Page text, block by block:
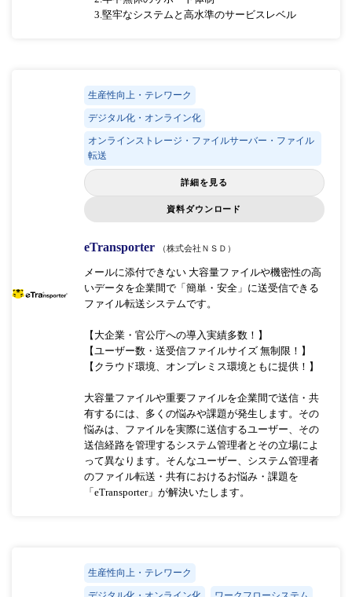
3.堅牢なシステムと高水準のサービスレベル
生産性向上・テレワーク
デジタル化・オンライン化
オンラインストレージ・ファイルサーバー・ファイル
転送
詳細を見る
資料ダウンロード
eTransporter （株式会社ＮＳＤ）
メールに添付できない 大容量ファイルや機密性の高
いデータを企業間で「簡単・安全」に送受信できる
ファイル転送システムです。
【大企業・官公庁への導入実績多数！】
【ユーザー数・送受信ファイルサイズ 無制限！】
【クラウド環境、オンプレミス環境ともに提供！】
大容量ファイルや重要ファイルを企業間で送信・共
有するには、多くの悩みや課題が発生します。その
悩みは、ファイルを実際に送信するユーザー、その
送信経路を管理するシステム管理者とその立場によ
って異なります。そんなユーザー、システム管理者
のファイル転送・共有におけるお悩み・課題を
「eTransporter」が解決いたします。
生産性向上・テレワーク